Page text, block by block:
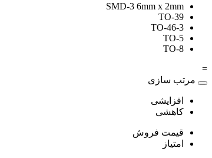
SMD-3 6mm x 2mm
TO-39
TO-46-3
TO-5
TO-8
=
مرتب سازی
افزایشی
کاهشی
قیمت فروش
امتیاز